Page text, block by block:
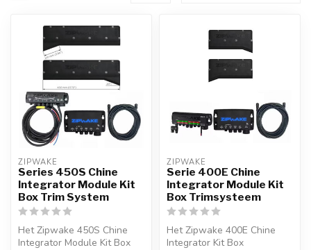
ZIPWAKE
Series 450S Chine
Integrator Module Kit
Box Trim System
Het Zipwake 450S Chine
Integrator Module Kit Box
ZIPWAKE
Serie 400E Chine
Integrator Module Kit
Box Trimsysteem
Het Zipwake 400E Chine
Integrator Kit Box